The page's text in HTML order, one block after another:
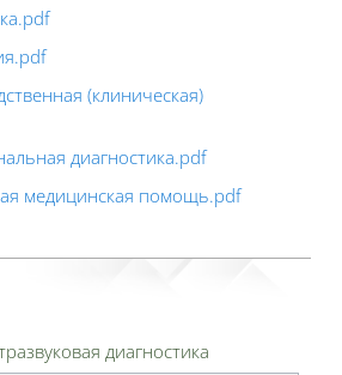
(клиническая)
диагностика.pdf
медицинская помощь.pdf
диагностика